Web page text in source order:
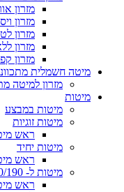
מזרון
מזרון
מזרון
מזרון
מזרון
מיטה חשמלית
מזרון למיטה
מיטות
מיטות במבצע
מיטות זוגיות
ראש
מיטות יחיד
ראש
מיטות ל- 120/190
ראש